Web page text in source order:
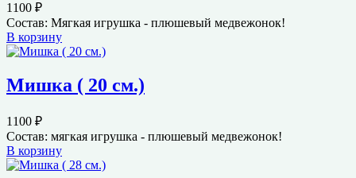
1100 ₽
Состав: Мягкая игрушка - плюшевый медвежонок!
В корзину
Мишка ( 20 см.)
1100 ₽
Состав: мягкая игрушка - плюшевый медвежонок!
В корзину